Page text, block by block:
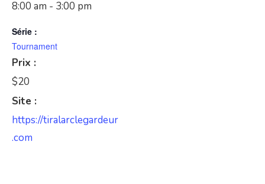
8:00 am - 3:00 pm
Série :
Tournament
Prix :
$20
Site :
https://tiralarclegardeur
.com